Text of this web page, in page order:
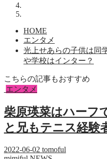
HOME
エンタメ
光上せあらの子供は同
や学校はインター？
こちらの記事もおすすめ
エンタメ
柴原瑛菜はハーフ
と兄もテニス経験
2022-06-02 tomoful